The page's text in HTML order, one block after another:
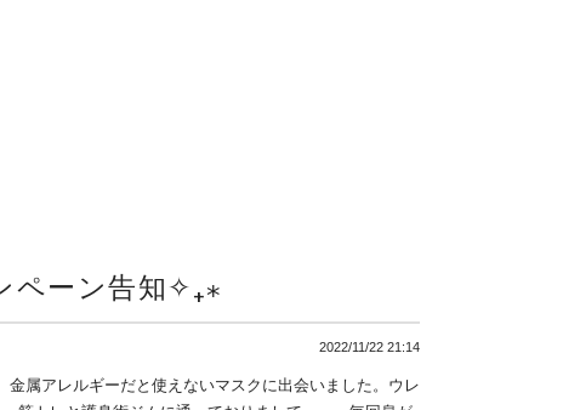
ペーン告知✧₊⁎
2022/11/22 21:14
属アレルギーだと使えないマスクに出会いました。ウレ